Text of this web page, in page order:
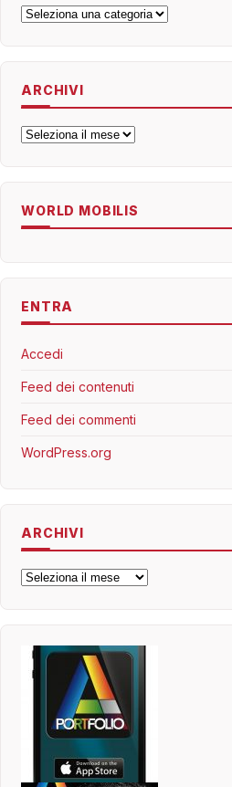
Categorie
ARCHIVI
Archivi
WORLD MOBILIS
ENTRA
Accedi
Feed dei contenuti
Feed dei commenti
WordPress.org
ARCHIVI
Archivi